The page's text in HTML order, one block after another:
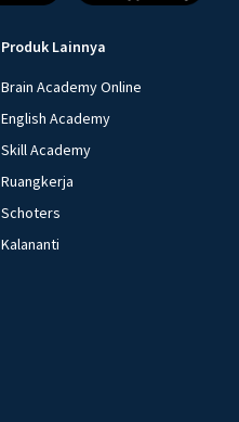
Produk Lainnya
Brain Academy Online
English Academy
Skill Academy
Ruangkerja
Schoters
Kalananti